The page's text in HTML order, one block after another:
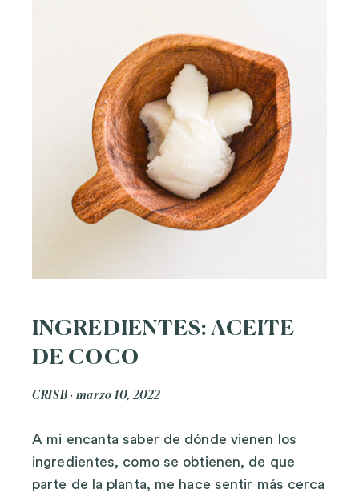
INGREDIENTES: ACEITE
DE COCO
CRISB marzo 10, 2022
A mi encanta saber de dónde vienen los
ingredientes, como se obtienen, de que
parte de la planta, me hace sentir más cerca